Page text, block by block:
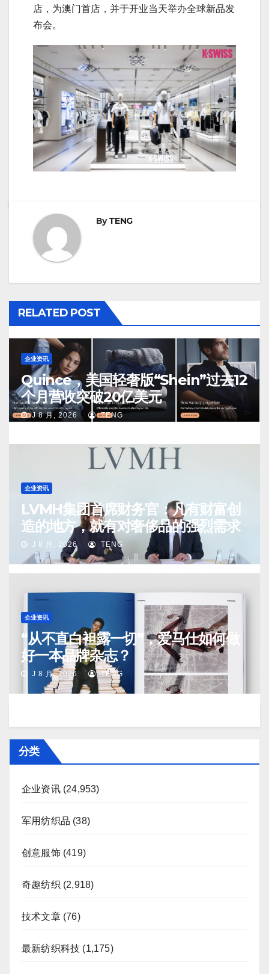
店，为澳门首店，并于开业当天举办全球新品发
布会。
ByTENG
RELATED POST
企业资讯
Quince，美国轻奢版“Shein”过去12
个月营收突破20亿美元
J 8 月, 2026 TENG
企业资讯
LVMH集团首席财务官：凡有财富创
造的地方，就有对奢侈品的强烈需求
J 8 月, 2026 TENG
企业资讯
“从不直白袒露一切”，爱马仕如何做
好一本品牌杂志？
J 8 月, 2026 TENG
分类
企业资讯(24,953)
军用纺织品 (38)
创意服饰(419)
奇趣纺织 (2,918)
技术文章(76)
最新纺织科技 (1,175)